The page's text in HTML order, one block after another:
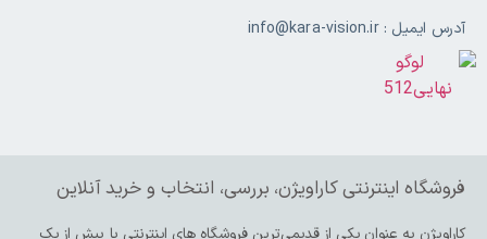
آدرس ایمیل : info@kara-vision.ir
فروشگاه اینترنتی کاراویژن، بررسی، انتخاب و خرید آنلاین
کاراویژن به عنوان یکی از قدیمی‌ترین فروشگاه های اینترنتی با بیش از یک